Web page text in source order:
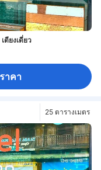
เตียงเดี่ยว
าคา
25 ตารางเมตร